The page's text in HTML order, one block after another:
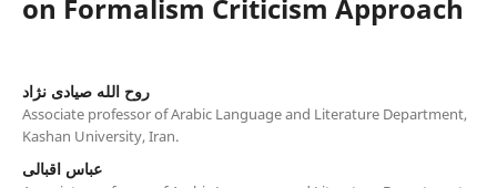
on Formalism Criticism Approach
روح الله صیادی نژاد
Associate professor of Arabic Language and Literature Department,
Kashan University, Iran.
عباس اقبالی